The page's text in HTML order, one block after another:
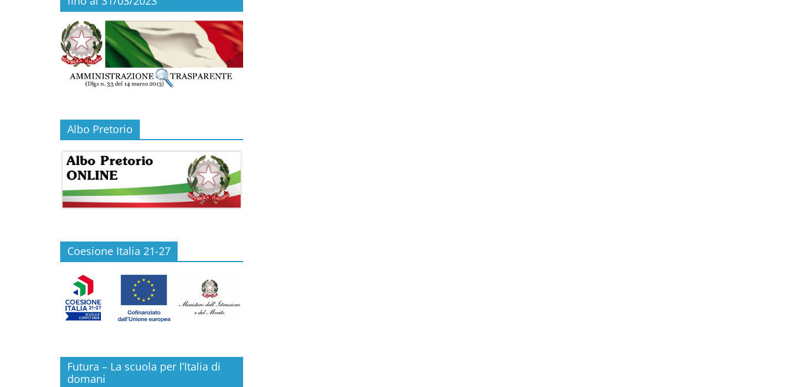
Albo Pretorio
Coesione Italia 21-27
Futura – La scuola per l’Italia di
domani